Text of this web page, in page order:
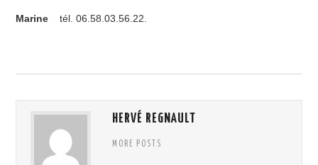
Marine tél. 06.58.03.56.22.
HERVÉ REGNAULT
MORE POSTS